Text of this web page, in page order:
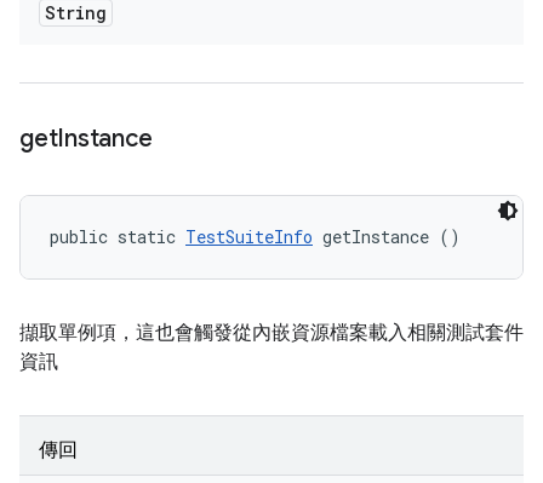
String
getInstance
public static TestSuiteInfo getInstance ()
擷取單例項，這也會觸發從內嵌資源檔案載入相關測試套件
資訊
傳回